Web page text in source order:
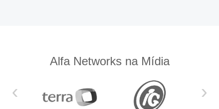
Alfa Networks na Mídia
‹ ›